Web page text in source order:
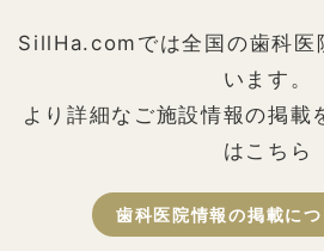
SillHa.comでは全国の歯科医
います。
より詳細なご施設情報の掲載
はこちら
歯科医院情報の掲載につ